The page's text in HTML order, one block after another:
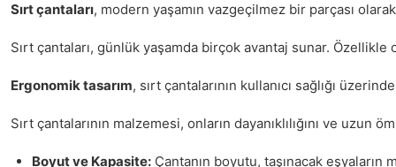
Sırt çantaları, modern yaşamın vazgeçilmez bir parçası
Sırt çantaları, günlük yaşamda birçok avantaj sunar.
Ergonomik tasarım, sırt çantalarının kullanıcı sağlığı
Sırt çantalarının malzemesi, onların dayanıklılığını ve uzun
Boyut ve Kapasite: Çantanın boyutu, taşınacak